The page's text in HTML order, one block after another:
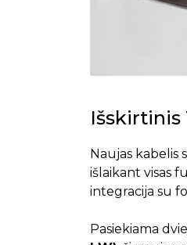
Išskirtinis
Naujas
išlaikant visas
integracija su
Pasiekiama